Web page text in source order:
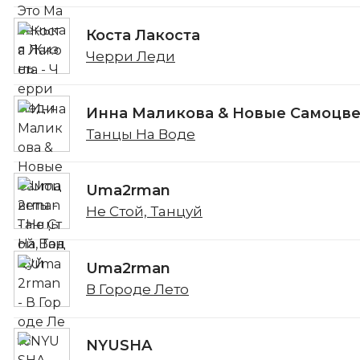
Коста Лакоста
Черри Леди
Инна Маликова & Новые
Танцы На Воде
Uma2rman
Не Стой, Танцуй
Uma2rman
В Городе Лето
NYUSHA